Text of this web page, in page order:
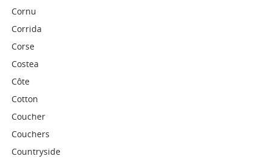
Cornu
Corrida
Corse
Costea
Côte
Cotton
Coucher
Couchers
Countryside